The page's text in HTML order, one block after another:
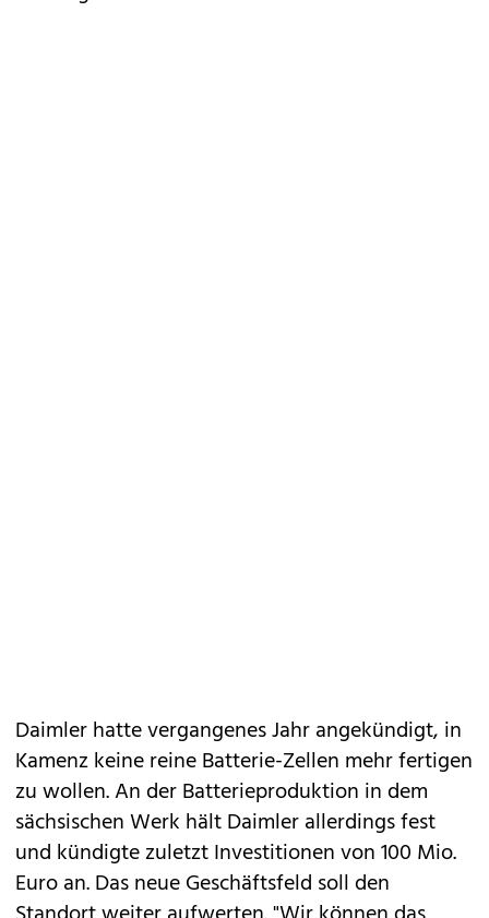
Daimler hatte vergangenes Jahr angekündigt, in
Kamenz keine reine Batterie-Zellen mehr fertigen
zu wollen. An der Batterieproduktion in dem
sächsischen Werk hält Daimler allerdings fest
und kündigte zuletzt Investitionen von 100 Mio.
Euro an. Das neue Geschäftsfeld soll den